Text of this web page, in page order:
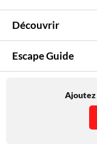
Découvrir
Escape Guide
Ajoutez